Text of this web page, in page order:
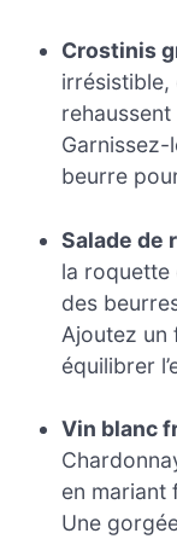
Crostinis
irrésistible,
beurre
Salade de
la roquette
des
Ajoutez un
équilibrer
Vin blanc
en mariant
Une